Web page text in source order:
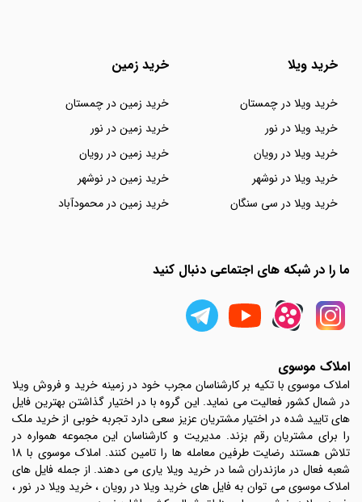
خرید ویلا
خرید ویلا در چمستان
خرید ویلا در نور
خرید ویلا در رویان
خرید ویلا در نوشهر
خرید ویلا در سی سنگان
خرید زمین
خرید زمین در چمستان
خرید زمین در نور
خرید زمین در رویان
خرید زمین در نوشهر
خرید زمین در محمودآباد
ما را در شبکه های اجتماعی دنبال کنید
املاک موسوی
املاک موسوی با تکیه بر کارشناسان مجرب خود در زمینه خرید و فروش ویلا
در شمال کشور فعالیت می نماید. این گروه با در اختیار گذاشتن بهترین فایل
های تایید شده در اختیار مشتریان عزیز سعی دارد تجربه خوبی از خرید ملک
را برای مشتریان رقم بزند. مدیریت و کارشناسان این مجموعه همواره در
تلاش هستند رضایت طرفین معامله ها را تامین کنند. املاک موسوی با 18
شعبه فعال در مازندران شما در خرید ویلا یاری می دهند. از جمله فایل های
املاک موسوی می توان به فایل های خرید ویلا در رویان ، خرید ویلا در نور ،